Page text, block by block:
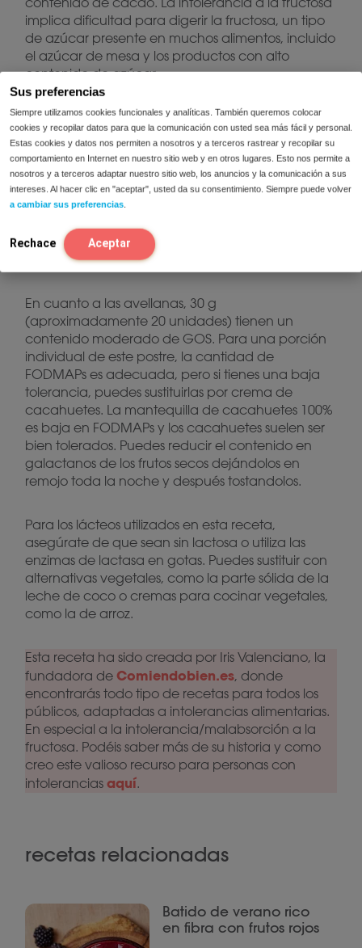
Sus preferencias
Siempre utilizamos cookies funcionales y analíticas. También queremos colocar
cookies y recopilar datos para que la comunicación con usted sea más fácil y personal.
Estas cookies y datos nos permiten a nosotros y a terceros rastrear y recopilar su
comportamiento en Internet en nuestro sitio web y en otros lugares. Esto nos permite a
nosotros y a terceros adaptar nuestro sitio web, los anuncios y la comunicación a sus
intereses. Al hacer clic en "aceptar", usted da su consentimiento. Siempre puede volver
a cambiar sus preferencias.
Rechace Aceptar
implica dificultad para digerir la fructosa, un tipo
de azúcar presente en muchos alimentos, incluido
el azúcar de mesa y los productos con alto
contenido de azúcar.
El chocolate con alto contenido de cacao tiende
a tener menos azúcar añadido y, por lo tanto,
menos fructosa en comparación con las
variedades de chocolate con leche o chocolate
con menos contenido de cacao. Esto puede
hacerlo más adecuado para personas con
malabsorción a la fructosa o personas que sigan
una dieta baja en FODMAPs, ya que reduce la
carga de fructosa consumida.
En cuanto a las avellanas, 30 g
(aproximadamente 20 unidades) tienen un
contenido moderado de GOS. Para una porción
individual de este postre, la cantidad de
FODMAPs es adecuada, pero si tienes una baja
tolerancia, puedes sustituirlas por crema de
cacahuetes. La mantequilla de cacahuetes 100%
es baja en FODMAPs y los cacahuetes suelen ser
bien tolerados. Puedes reducir el contenido en
galactanos de los frutos secos dejándolos en
remojo toda la noche y después tostandolos.
Para los lácteos utilizados en esta receta,
asegúrate de que sean sin lactosa o utiliza las
enzimas de lactasa en gotas. Puedes sustituir con
alternativas vegetales, como la parte sólida de la
leche de coco o cremas para cocinar vegetales,
como la de arroz.
Esta receta ha sido creada por Iris Valenciano, la
fundadora de Comiendobien.es, donde
encontrarás todo tipo de recetas para todos los
públicos, adaptadas a intolerancias alimentarias.
En especial a la intolerancia/malabsorción a la
fructosa. Podéis saber más de su historia y como
creo este valioso recurso para personas con
intolerancias aquí.
recetas relacionadas
Batido de verano rico
en fibra con frutos rojos